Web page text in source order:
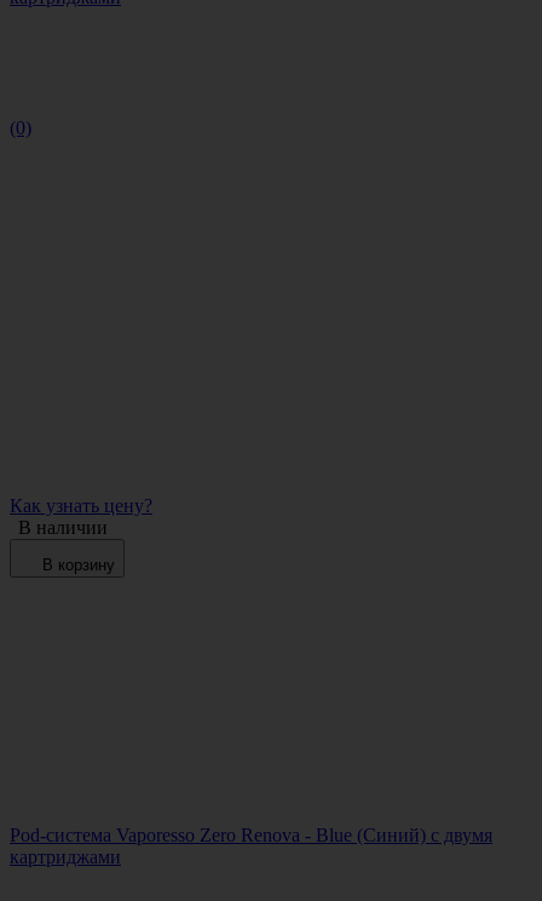
(0)
Как узнать цену?
В наличии
В корзину
Pod-система Vaporesso Zero Renova - Blue (Синий) с двумя
картриджами